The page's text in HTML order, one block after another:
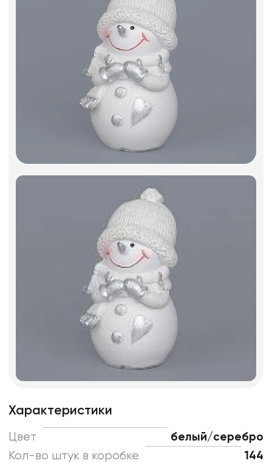
Характеристики
Цвет
белый/серебро
Кол-во штук в коробке
144